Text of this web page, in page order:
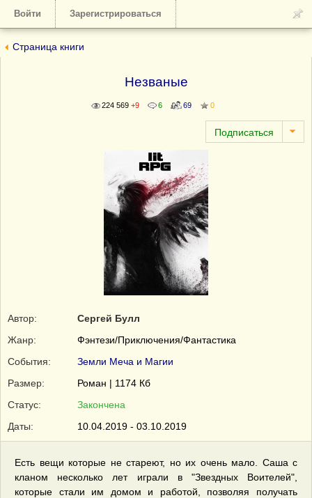
Войти Зарегистрироваться
Страница книги
Незваные
224 569 +9 6 69 0
Автор:
Сергей Булл
Жанр:
Фэнтези/Приключения/Фантастика
События:
Земли Меча и Магии
Размер:
Роман | 1174 Кб
Статус:
Закончена
Даты:
10.04.2019 - 03.10.2019
Есть вещи которые не стареют, но их очень мало. Саша с
кланом несколько лет играли в "Звездных Воителей",
которые стали им домом и работой, позволяя получать